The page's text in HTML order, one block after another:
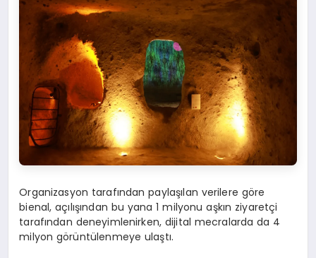
Organizasyon tarafından paylaşılan verilere göre
bienal, açılışından bu yana 1 milyonu aşkın ziyaretçi
tarafından deneyimlenirken, dijital mecralarda da 4
milyon görüntülenmeye ulaştı.